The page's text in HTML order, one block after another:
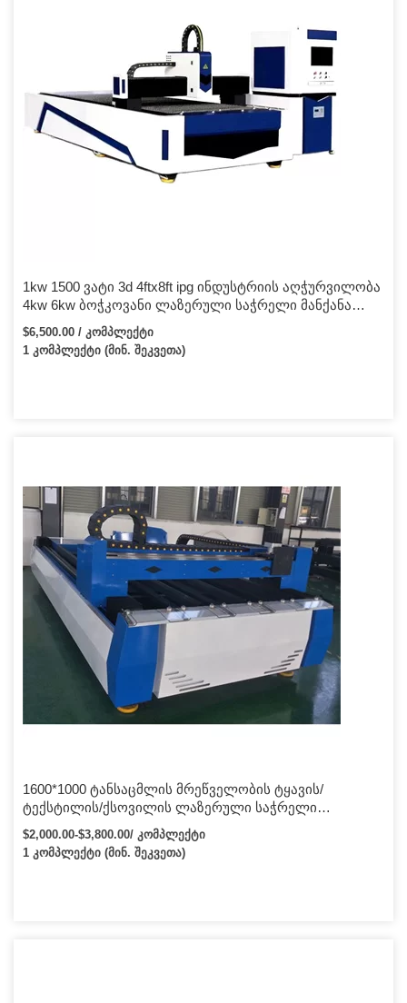
1kw 1500 ვატი 3d 4ftx8ft ipg ინდუსტრიის აღჭურვილობა
4kw 6kw ბოჭკოვანი ლაზერული საჭრელი მანქანა
1000w ლაზერული საჭრელი
$6,500.00 / კომპლექტი
1 კომპლექტი (მინ. შეკვეთა)
1600*1000 ტანსაცმლის მრეწველობის ტყავის/
ტექსტილის/ქსოვილის ლაზერული საჭრელი
მანქანები მოძრავი მაგიდით ერთფენიანი ავტო
საჭრელით
$2,000.00-$3,800.00/ კომპლექტი
1 კომპლექტი (მინ. შეკვეთა)